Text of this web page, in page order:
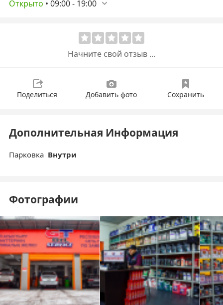
Открыто • 09:00- 19:00
Начните свой отзыв ...
Поделиться Добавить фото Сохранить
Дополнительная Информация
Парковка Внутри
Фотографии